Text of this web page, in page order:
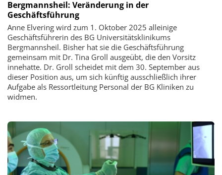
Bergmannsheil: Veränderung in der
Geschäftsführung
Anne Elvering wird zum 1. Oktober 2025 alleinige
Geschäftsführerin des BG Universitätsklinikums
Bergmannsheil. Bisher hat sie die Geschäftsführung
gemeinsam mit Dr. Tina Groll ausgeübt, die den Vorsitz
innehatte. Dr. Groll scheidet mit dem 30. September aus
dieser Position aus, um sich künftig ausschließlich ihrer
Aufgabe als Ressortleitung Personal der BG Kliniken zu
widmen.